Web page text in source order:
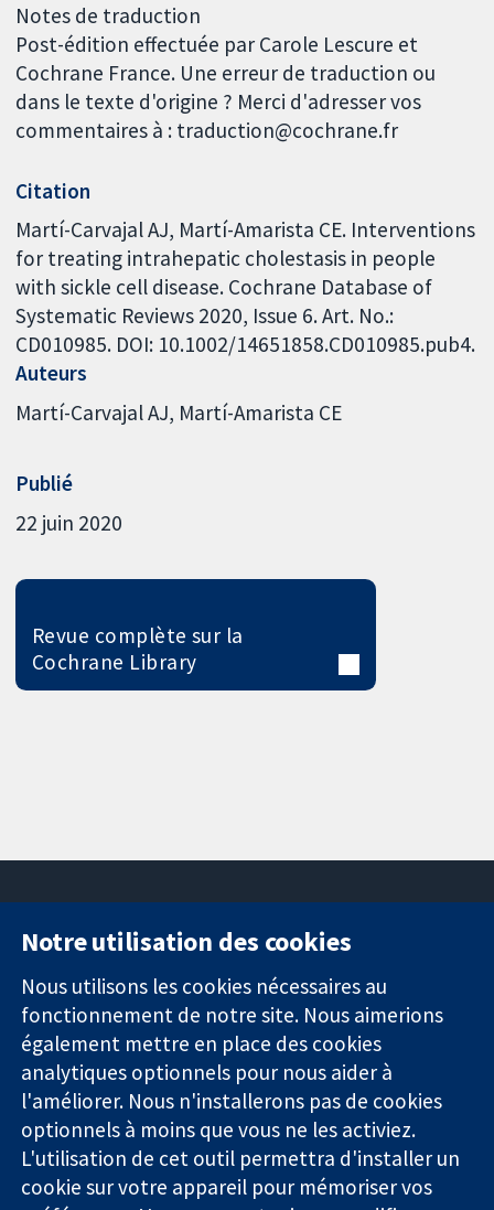
Notes de traduction
Post-édition effectuée par Carole Lescure et
Cochrane France. Une erreur de traduction ou
dans le texte d'origine ? Merci d'adresser vos
commentaires à : traduction@cochrane.fr
Citation
Martí-Carvajal AJ, Martí-Amarista CE. Interventions
for treating intrahepatic cholestasis in people
with sickle cell disease. Cochrane Database of
Systematic Reviews 2020, Issue 6. Art. No.:
CD010985. DOI: 10.1002/14651858.CD010985.pub4.
Auteurs
Martí-Carvajal AJ Martí-Amarista CE
Publié
22 juin 2020
Revue complète sur la
Cochrane Library
Des données
probantes.
Des décisions
éclairées.
Une meilleure
santé.
11-13 Cavendish
Square
Londres
W1G0AN
Royaume-Uni
nous
Actualités
Service de
presse
Qui sommes-
nous
Offres
d'emploi
Library
Notre utilisation des cookies
Nous utilisons les cookies nécessaires au
fonctionnement de notre site. Nous aimerions
également mettre en place des cookies
analytiques optionnels pour nous aider à
l'améliorer. Nous n'installerons pas de cookies
optionnels à moins que vous ne les activiez.
L'utilisation de cet outil permettra d'installer un
cookie sur votre appareil pour mémoriser vos